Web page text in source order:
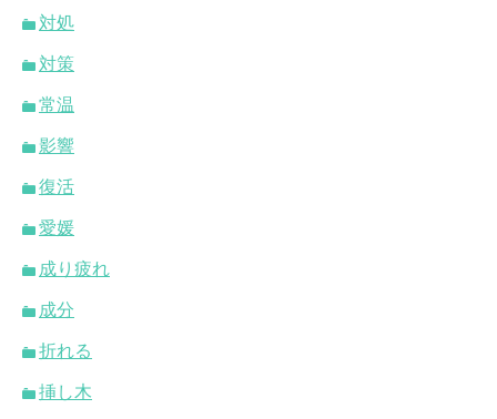
対処
対策
常温
影響
復活
愛媛
成り疲れ
成分
折れる
挿し木